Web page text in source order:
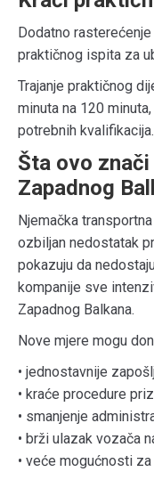
Dodatno
praktičnog ispita za
Trajanje praktičnog
minuta na 120
potrebnih kvalifikacija.
Šta ovo
Zapadnog
Njemačka
ozbiljan nedostatak
pokazuju da
kompanije sve
Zapadnog Balkana.
Nove mjere mogu
• jednostavnije
• kraće procedure
• smanjenje
• brži ulazak vozača
• veće mogućnosti